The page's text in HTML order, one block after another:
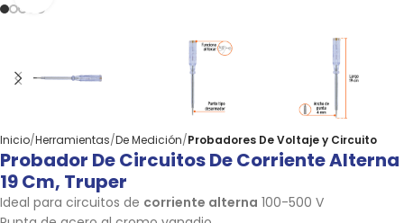
Inicio Herramientas De Medición Probadores De Voltaje y Circuito
Probador De Circuitos De Corriente Alterna
19 Cm, Truper
Ideal para circuitos de corriente alterna 100-500 V